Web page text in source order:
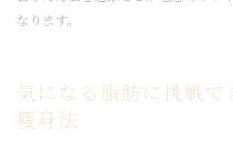
なります。
気になる脂肪に挑戦で
痩身法